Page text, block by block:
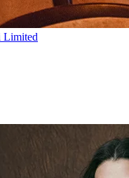
Limited